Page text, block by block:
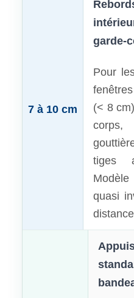
7 à 10 cm
garde-
Pour
(< 8
tiges
quasi